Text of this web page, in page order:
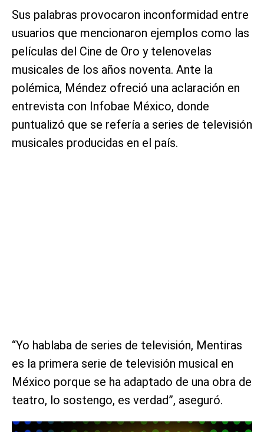
Sus palabras provocaron inconformidad entre
usuarios que mencionaron ejemplos como las
películas del Cine de Oro y telenovelas
musicales de los años noventa. Ante la
polémica, Méndez ofreció una aclaración en
entrevista con Infobae México, donde
puntualizó que se refería a series de televisión
musicales producidas en el país.
“Yo hablaba de series de televisión, Mentiras
es la primera serie de televisión musical en
México porque se ha adaptado de una obra de
teatro, lo sostengo, es verdad”, aseguró.